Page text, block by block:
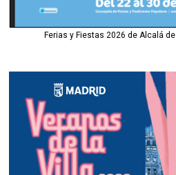
Ferias y Fiestas 2026 de Alcalá